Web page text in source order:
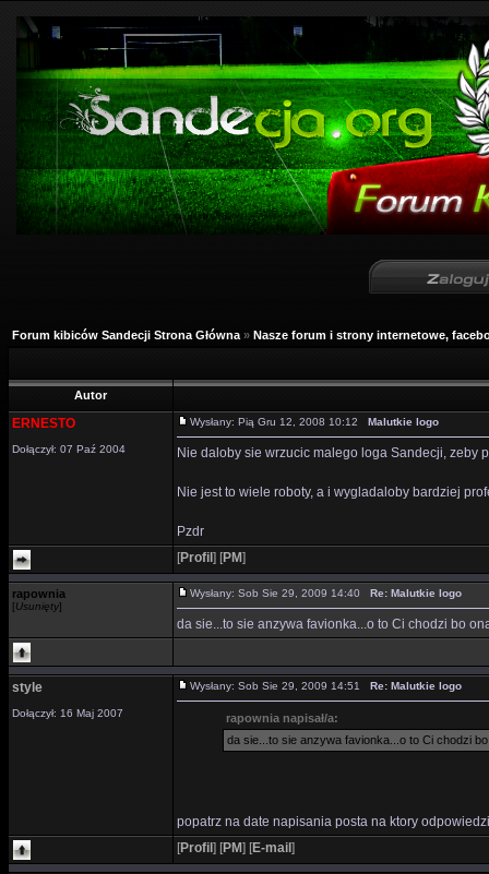
Forum kibiców Sandecji Strona Główna » Nasze forum i strony internetowe,
Autor
ERNESTO
Dołączył: 07 Paź 2004
Wysłany: Pią Gru 12, 2008 10:12 Malutkie logo
Nie daloby sie wrzucic malego loga Sandecji, zeby
Nie jest to wiele roboty, a i wygladaloby bardziej
Pzdr
[Profil ] [PM]
rapownia
[Usunięty]
Wysłany: Sob Sie 29, 2009 14:40 Re: Malutkie logo
da sie...to sie anzywa favionka...o to Ci chodzi bo
style
Dołączył: 16 Maj 2007
Wysłany: Sob Sie 29, 2009 14:51 Re: Malutkie logo
rapownia napisał/a:
da sie...to sie anzywa favionka...o to Ci chodzi
popatrz na date napisania posta na ktory
[Profil ] [PM] [E-mail ]